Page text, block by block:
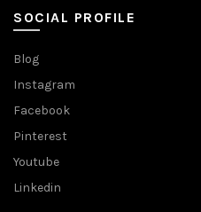
SOCIAL PROFILE
Blog
Instagram
Facebook
Pinterest
Youtube
Linkedin